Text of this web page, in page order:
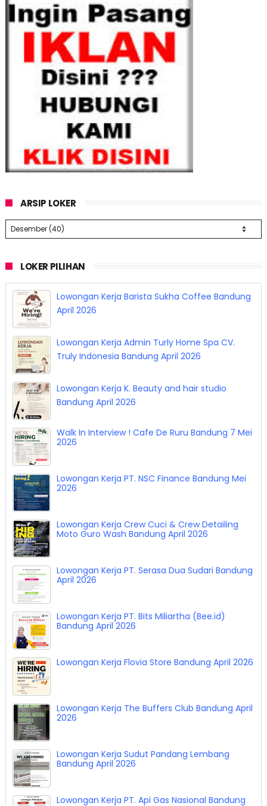
ARSIP LOKER
LOKER PILIHAN
Lowongan Kerja Barista Sukha Coffee Bandung
April 2026
Lowongan Kerja Admin Turly Home Spa CV.
Truly Indonesia Bandung April 2026
Lowongan Kerja K. Beauty and hair studio
Bandung April 2026
Walk In Interview ! Cafe De Ruru Bandung 7 Mei
2026
Lowongan Kerja PT. NSC Finance Bandung Mei
2026
Lowongan Kerja Crew Cuci & Crew Detailing
Moto Guro Wash Bandung April 2026
Lowongan Kerja PT. Serasa Dua Sudari Bandung
April 2026
Lowongan Kerja PT. Bits Miliartha (Bee.id)
Bandung April 2026
Lowongan Kerja Flovia Store Bandung April 2026
Lowongan Kerja The Buffers Club Bandung April
2026
Lowongan Kerja Sudut Pandang Lembang
Bandung April 2026
Lowongan Kerja PT. Api Gas Nasional Bandung